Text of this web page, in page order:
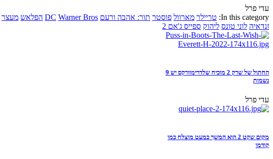
עדי פרל
In this category: טריילר מארוול פוסטר תור: אהבה ורעם DC Warner Bros הפלאש מעצר
זנדאיה לוני טונס ליהוק ספייס ג'אם 2
החתול של שרק 2 מוכיח שלדרימוורקס יש 9
נשמות
עדי פרל
מקום שקט 2 הוא המשך כמעט מוצלח כמו
קודמו